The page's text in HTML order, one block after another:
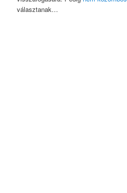
választanak…